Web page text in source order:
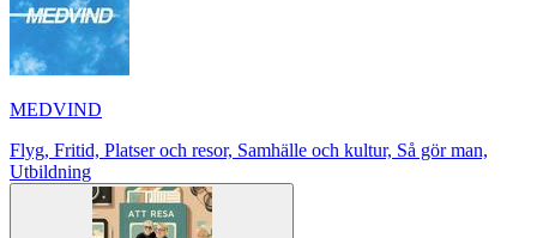
MEDVIND
Flyg, Fritid, Platser och resor, Samhälle och kultur, Så gör man,
Utbildning